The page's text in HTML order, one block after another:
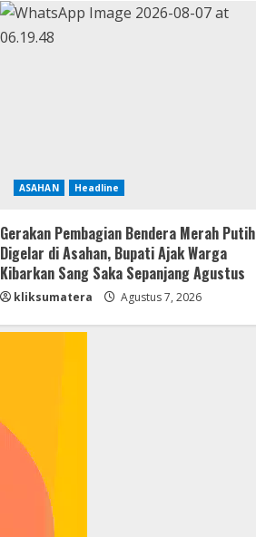
ASAHAN Headline
Gerakan Pembagian Bendera Merah Putih
Digelar di Asahan, Bupati Ajak Warga
Kibarkan Sang Saka Sepanjang Agustus
kliksumatera Agustus 7, 2026